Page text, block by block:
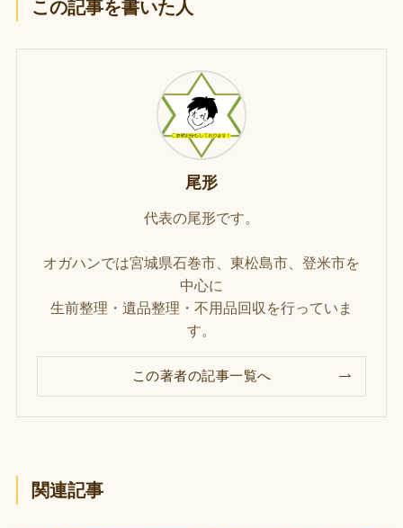
この記事を書いた人
尾形
代表の尾形です。
オガハンでは宮城県石巻市、東松島市、登米市を
中心に
生前整理・遺品整理・不用品回収を行っていま
す。
この著者の記事一覧へ
関連記事